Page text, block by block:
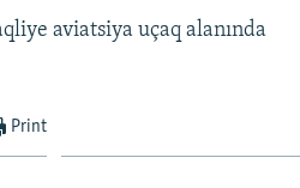
aviatsiya uçaq alanında
Print